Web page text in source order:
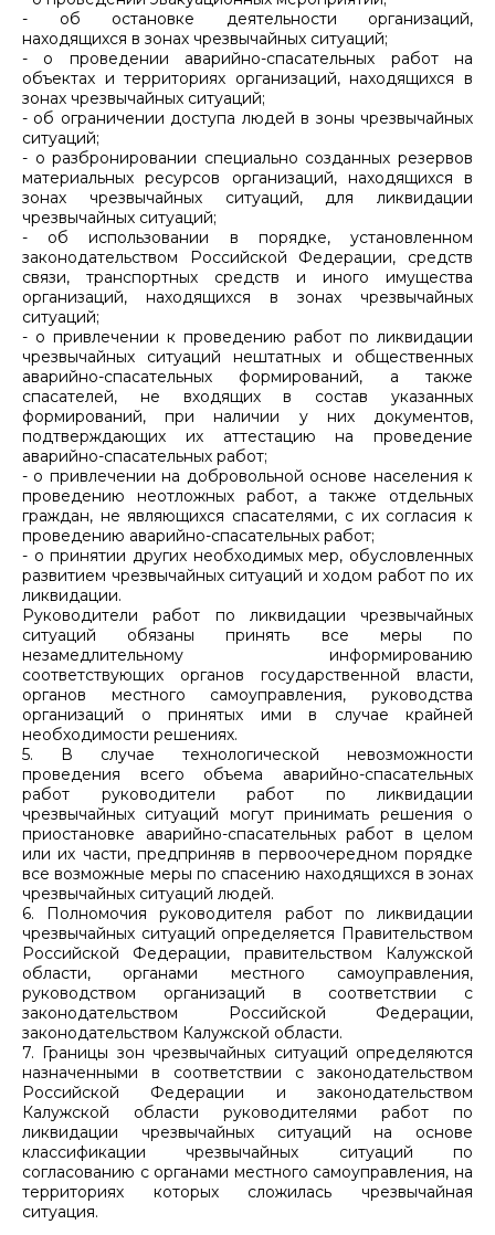
- об остановке деятельности организаций,
находящихся в зонах чрезвычайных ситуаций;
- о проведении аварийно-спасательных работ на
объектах и территориях организаций, находящихся в
зонах чрезвычайных ситуаций;
- об ограничении доступа людей в зоны чрезвычайных
ситуаций;
- о разбронировании специально созданных резервов
материальных ресурсов организаций, находящихся в
зонах чрезвычайных ситуаций, для ликвидации
чрезвычайных ситуаций;
- об использовании в порядке, установленном
законодательством Российской Федерации, средств
связи, транспортных средств и иного имущества
организаций, находящихся в зонах чрезвычайных
ситуаций;
- о привлечении к проведению работ по ликвидации
чрезвычайных ситуаций нештатных и общественных
аварийно-спасательных формирований, а также
спасателей, не входящих в состав указанных
формирований, при наличии у них документов,
подтверждающих их аттестацию на проведение
аварийно-спасательных работ;
- о привлечении на добровольной основе населения к
проведению неотложных работ, а также отдельных
граждан, не являющихся спасателями, с их согласия к
проведению аварийно-спасательных работ;
- о принятии других необходимых мер, обусловленных
развитием чрезвычайных ситуаций и ходом работ по их
ликвидации.
Руководители работ по ликвидации чрезвычайных
ситуаций обязаны принять все меры по
незамедлительному информированию
соответствующих органов государственной власти,
органов местного самоуправления, руководства
организаций о принятых ими в случае крайней
необходимости решениях.
5. В случае технологической невозможности
проведения всего объема аварийно-спасательных
работ руководители работ по ликвидации
чрезвычайных ситуаций могут принимать решения о
приостановке аварийно-спасательных работ в целом
или их части, предприняв в первоочередном порядке
все возможные меры по спасению находящихся в зонах
чрезвычайных ситуаций людей.
6. Полномочия руководителя работ по ликвидации
чрезвычайных ситуаций определяется Правительством
Российской Федерации, правительством Калужской
области, органами местного самоуправления,
руководством организаций в соответствии с
законодательством Российской Федерации,
законодательством Калужской области.
7. Границы зон чрезвычайных ситуаций определяются
назначенными в соответствии с законодательством
Российской Федерации и законодательством
Калужской области руководителями работ по
ликвидации чрезвычайных ситуаций на основе
классификации чрезвычайных ситуаций по
согласованию с органами местного самоуправления, на
территориях которых сложилась чрезвычайная
ситуация.